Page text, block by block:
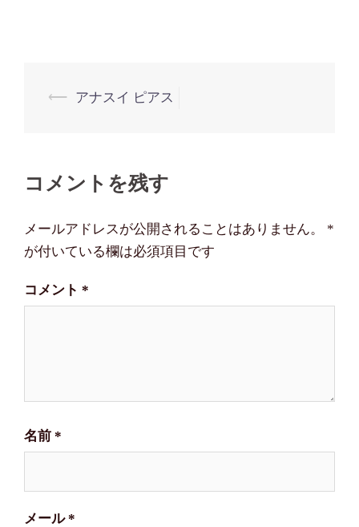
投
ビ
ー
ョ
⟵ アナスイ ピアス
コメントを残す
メールアドレスが公開されることはありません。
*
が付いている欄は必須項目です
コメント *
名前 *
メール*